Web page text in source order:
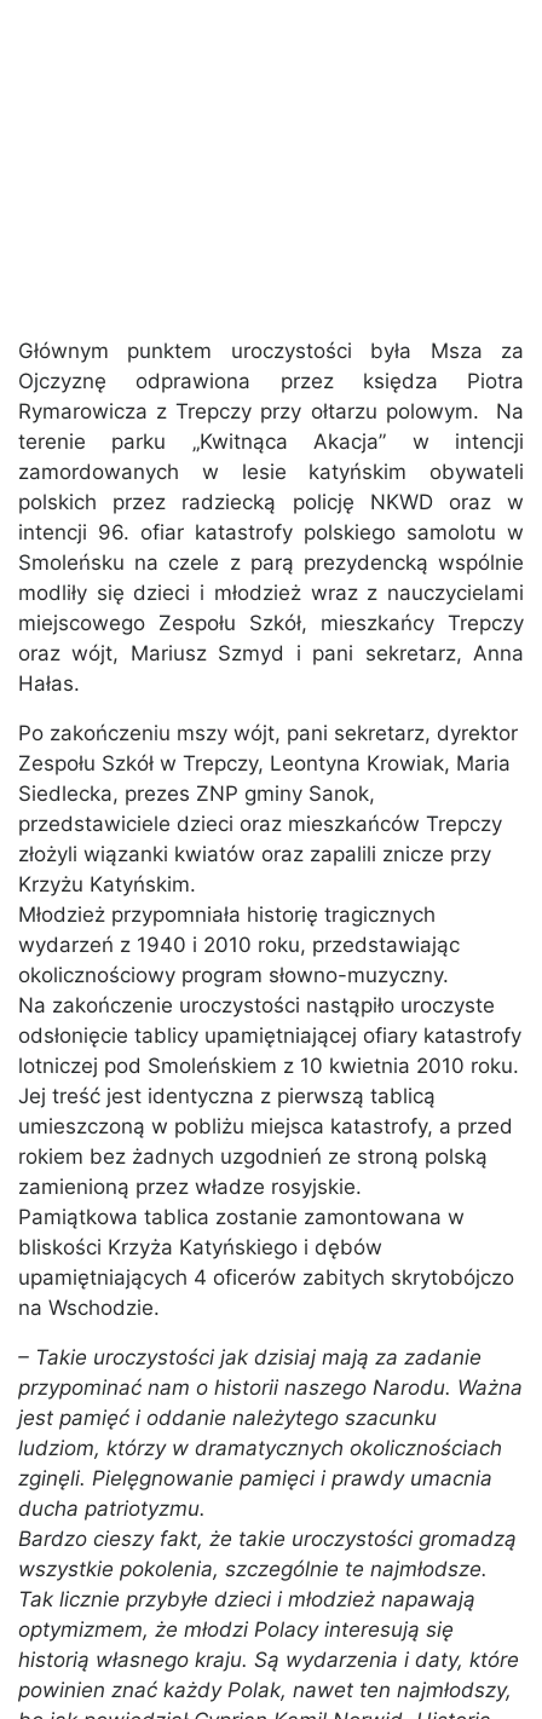
Głównym punktem uroczystości była Msza za
Ojczyznę odprawiona przez księdza Piotra
Rymarowicza z Trepczy przy ołtarzu polowym. Na
terenie parku „Kwitnąca Akacja” w intencji
zamordowanych w lesie katyńskim obywateli
polskich przez radziecką policję NKWD oraz w
intencji 96. ofiar katastrofy polskiego samolotu w
Smoleńsku na czele z parą prezydencką wspólnie
modliły się dzieci i młodzież wraz z nauczycielami
miejscowego Zespołu Szkół, mieszkańcy Trepczy
oraz wójt, Mariusz Szmyd i pani sekretarz, Anna
Hałas.
Po zakończeniu mszy wójt, pani sekretarz, dyrektor
Zespołu Szkół w Trepczy, Leontyna Krowiak, Maria
Siedlecka, prezes ZNP gminy Sanok,
przedstawiciele dzieci oraz mieszkańców Trepczy
złożyli wiązanki kwiatów oraz zapalili znicze przy
Krzyżu Katyńskim.
Młodzież przypomniała historię tragicznych
wydarzeń z 1940 i 2010 roku, przedstawiając
okolicznościowy program słowno-muzyczny.
Na zakończenie uroczystości nastąpiło uroczyste
odsłonięcie tablicy upamiętniającej ofiary katastrofy
lotniczej pod Smoleńskiem z 10 kwietnia 2010 roku.
Jej treść jest identyczna z pierwszą tablicą
umieszczoną w pobliżu miejsca katastrofy, a przed
rokiem bez żadnych uzgodnień ze stroną polską
zamienioną przez władze rosyjskie.
Pamiątkowa tablica zostanie zamontowana w
bliskości Krzyża Katyńskiego i dębów
upamiętniających 4 oficerów zabitych skrytobójczo
na Wschodzie.
– Takie uroczystości jak dzisiaj mają za zadanie
przypominać nam o historii naszego Narodu. Ważna
jest pamięć i oddanie należytego szacunku
ludziom, którzy w dramatycznych okolicznościach
zginęli. Pielęgnowanie pamięci i prawdy umacnia
ducha patriotyzmu.
Bardzo cieszy fakt, że takie uroczystości gromadzą
wszystkie pokolenia, szczególnie te najmłodsze.
Tak licznie przybyłe dzieci i młodzież napawają
optymizmem, że młodzi Polacy interesują się
historią własnego kraju. Są wydarzenia i daty, które
powinien znać każdy Polak, nawet ten najmłodszy,